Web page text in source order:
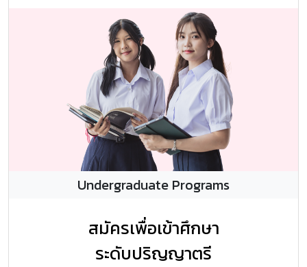
Undergraduate Programs
สมัครเพื่อเข้าศึกษา
ระดับปริญญาตรี